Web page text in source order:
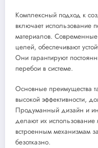
Комплексный подход к
включает использование
материалов.
целей, обеспечивают
Они гарантируют
перебои в системе.
Основные преимущества
высокой эффективности,
Продуманный дизайн и
делают их
встроенным механизмам
безотказно.